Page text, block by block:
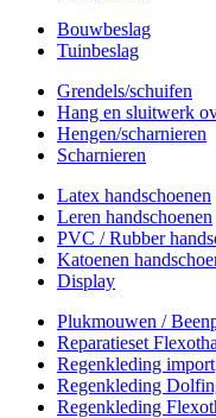
Bouwbeslag
Tuinbeslag
Grendels/schuifen
Hang en sluitwerk
Hengen/scharnieren
Scharnieren
Latex handschoenen
Leren handschoenen
PVC / Rubber
Katoenen
Display
Plukmouwen /
Reparatieset
Regenkleding import
Regenkleding
Regenkleding